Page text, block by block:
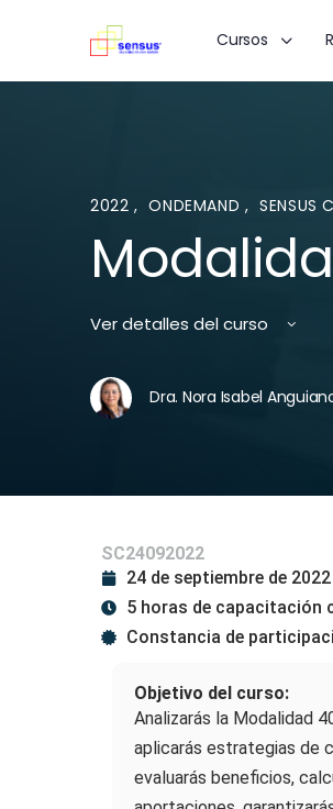
Cursos
2022, ONDEMAND , SENSUS
Ver detalles del curso
Dra. Nora Isabel
SC24092022
24 de septiembre de 2022
5 horas de capacitación
Constancia de
Objetivo del curso:
Analizarás la Modalidad
aplicarás estrategias de
evaluarás beneficios,